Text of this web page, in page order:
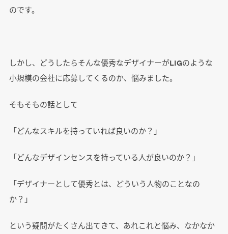
のです。
しかし、どうしたらそんな優秀なデザイナーがLIGのような
小規模の会社に応募してくるのか、悩みました。
そもそもの話として
「どんなスキルを持っていれば良いのか？」
「どんなデザインセンスを持っている人が良いのか？」
「デザイナーとして優秀とは、どういう人物のことなの
か？」
という疑問がたくさん出てきて、あれこれと悩み、なかなか